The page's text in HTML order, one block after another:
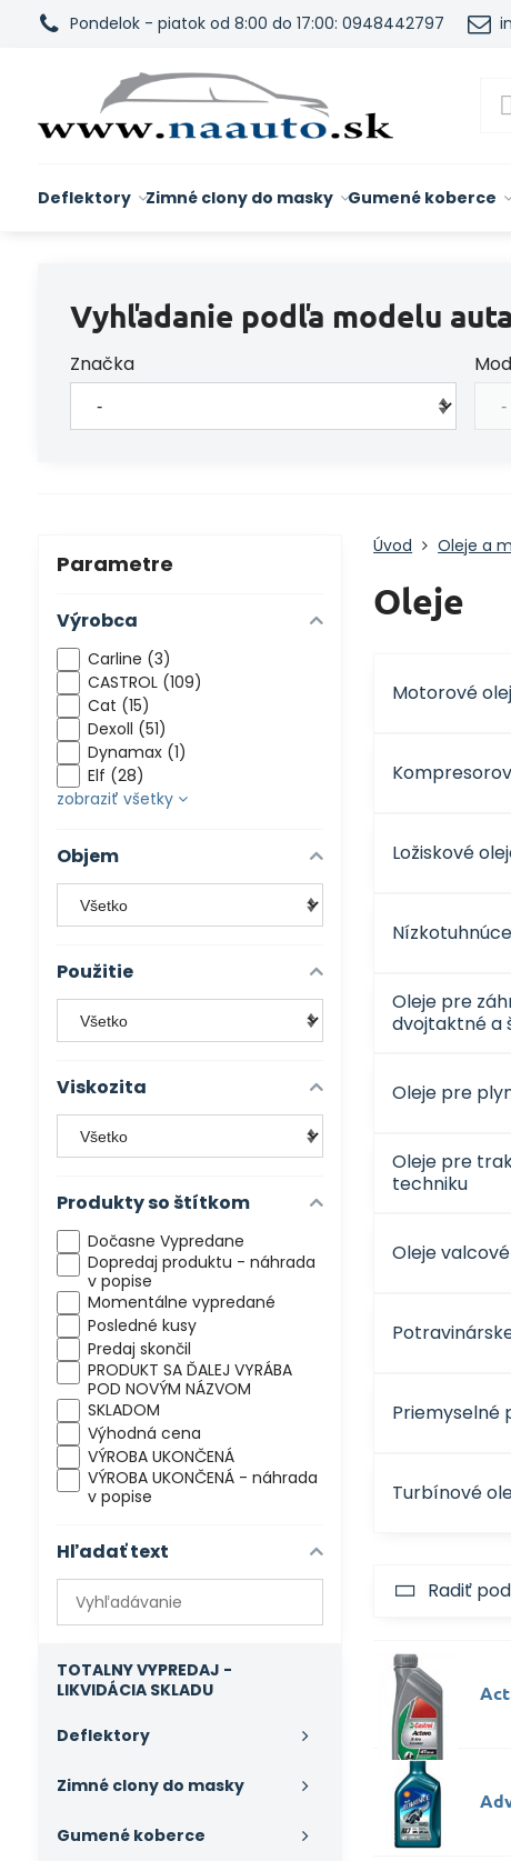
Pondelok - piatok od 8:00 do 17:00: 0948442797
Deflektory Zimné clony do masky Gumené koberce
Vyhľadanie podľa modelu auta
Značka
Úvod Oleje a
Oleje
Motorové
Ložiskové
Oleje pre
dvojtaktné a
Oleje pre
Oleje pre
techniku
Oleje valcové
Priemyselné
Turbínové
Radiť
Parametre
Výrobca
Carline (3)
CASTROL (109)
Cat (15)
Dexoll (51)
Dynamax (1)
Elf (28)
zobraziť všetky
Objem
Použitie
Viskozita
Produkty so štítkom
Dočasne Vypredane
Dopredaj produktu - náhrada
v popise
Momentálne vypredané
Posledné kusy
Predaj skončil
PRODUKT SA ĎALEJ VYRÁBA
POD NOVÝM NÁZVOM
SKLADOM
Výhodná cena
VÝROBA UKONČENÁ
VÝROBA UKONČENÁ - náhrada
v popise
Hľadať text
Prehľadať
výsledky
fulltextom
TOTALNY VYPREDAJ -
LIKVIDÁCIA SKLADU
Deflektory
Zimné clony do masky
Gumené koberce